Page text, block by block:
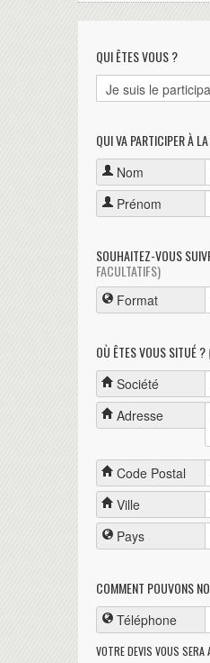
QUI ÊTES VOUS ?
QUI VA PARTICIPER À
Nom
Prénom
SOUHAITEZ-VOUS
FACULTATIFS)
Format
OÙ ÊTES VOUS SITUÉ ?
Société
Adresse
Code Postal
Ville
Pays
COMMENT POUVONS
Téléphone
VOTRE DEVIS VOUS SERA